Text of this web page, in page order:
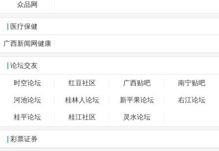
众品网
医疗保健
广西新闻网健康
论坛交友
时空论坛 红豆社区 广西贴吧 南宁贴吧
河池论坛 桂林人论坛 新平果论坛 右江论坛
桂平论坛 桂江社区 灵水论坛
彩票证券